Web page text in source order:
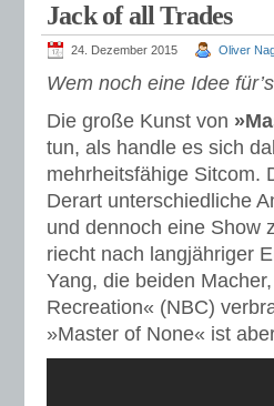
Jack of all Trades
24. Dezember 2015 Oliver
Wem noch eine Idee
Die große Kunst von
tun, als handle es sich
mehrheitsfähige Sitcom.
Derart unterschiedliche
und dennoch eine Show
riecht nach langjähriger
Yang, die beiden
Recreation« (NBC)
»Master of None« ist